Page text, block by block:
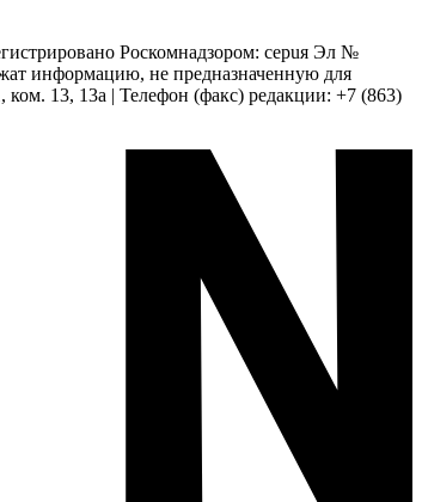
Роскомнадзором: серuя Эл №
информацию, не предназначенную для
ком. 13, 13а | Телефон (факс) редакции: +7 (863)